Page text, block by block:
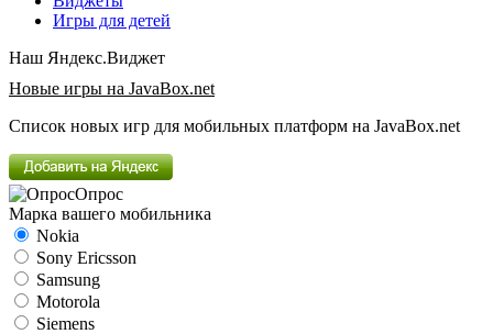
Игры для детей
Наш Яндекс.Виджет
Новые игры на JavaBox.net
Список новых игр для мобильных платформ на JavaBox.net
Опрос
Марка вашего мобильника
Nokia
Sony Ericsson
Samsung
Motorola
Siemens